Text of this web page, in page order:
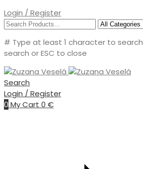
Login / Register
# Type at least 1 character to search
search or ESC to close
Search
Login / Register
0 My Cart 0 €